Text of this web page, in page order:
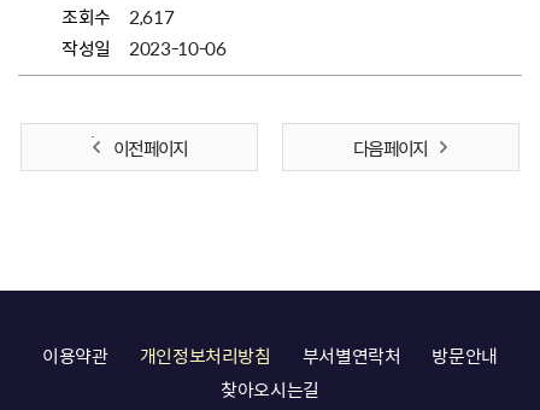
조회수
2,617
작성일
2023-10-06
이전 페이지 다음 페이지
이용약관 개인정보처리방침 부서별연락처
방문안내
찾아오시는길